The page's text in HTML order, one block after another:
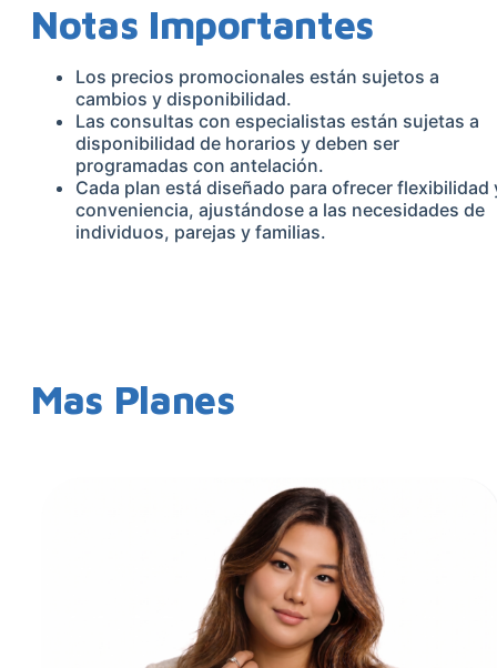
Notas Importantes
Los precios promocionales están sujetos a
cambios y disponibilidad.
Las consultas con especialistas están sujetas a
disponibilidad de horarios y deben ser
programadas con antelación.
Cada plan está diseñado para ofrecer flexibilidad
conveniencia, ajustándose a las necesidades de
individuos, parejas y familias.
Mas Planes